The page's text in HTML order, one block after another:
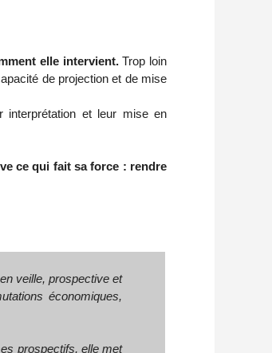
elle intervient. Trop loin
de projection et de mise
interprétation et leur mise en
ce qui fait sa force : rendre
veille, prospective et
économiques,
prospectifs, elle met